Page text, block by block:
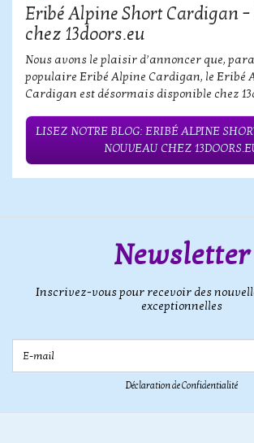
Eribé Alpine Short Cardigan
chez 13doors.eu
Nous avons le plaisir d’annoncer que,
populaire Eribé Alpine Cardigan, le Eribé
Cardigan est désormais disponible chez
LISEZ NOTRE BLOG: ERIBÉ ALPINE
NOUVEAU CHEZ
Newsletter
Inscrivez-vous pour recevoir des
exceptionnelles
Déclaration de Confidentialité